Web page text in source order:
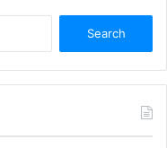
r
f